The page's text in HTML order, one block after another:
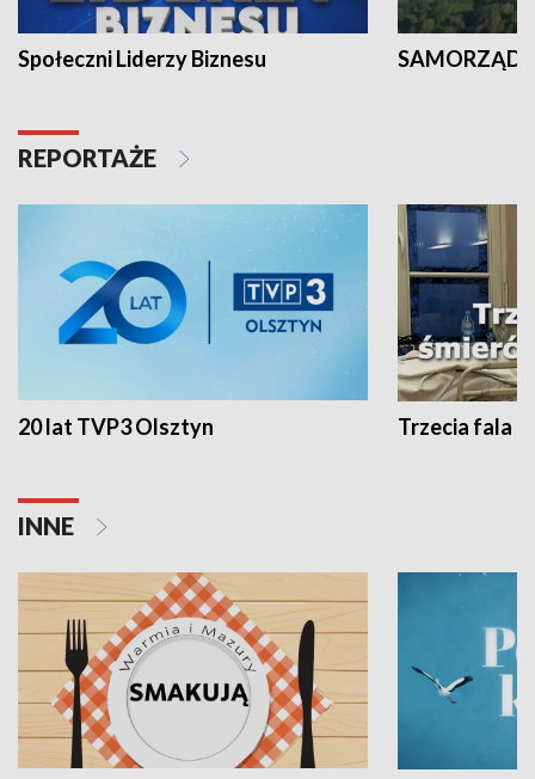
Społeczni Liderzy Biznesu SAMORZĄD
REPORTAŻE
20 lat TVP3 Olsztyn Trzecia fala -
INNE